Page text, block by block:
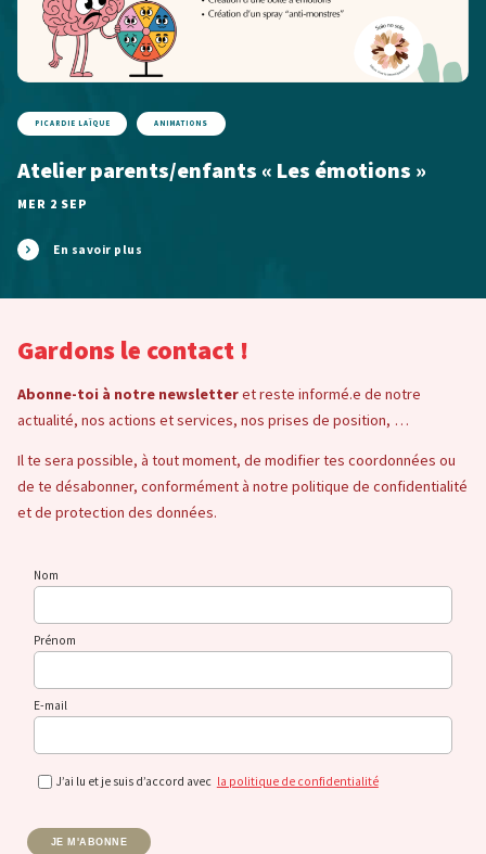
PICARDIE LAÏQUE ANIMATIONS
Atelier parents/enfants « Les émotions »
MER 2 SEP
En savoir plus
Gardons le contact !
Abonne-toi à notre newsletteret reste informé.e de notre
actualité, nos actions et services, nos prises de position, …
Il te sera possible, à tout moment, de modifier tes coordonnées ou
de te désabonner, conformément à notre politique de confidentialité
et de protection des données.
Nom
Prénom
E-mail
J’ai lu et je suis d’accord avec la politique de confidentialité
JE M'ABONNE